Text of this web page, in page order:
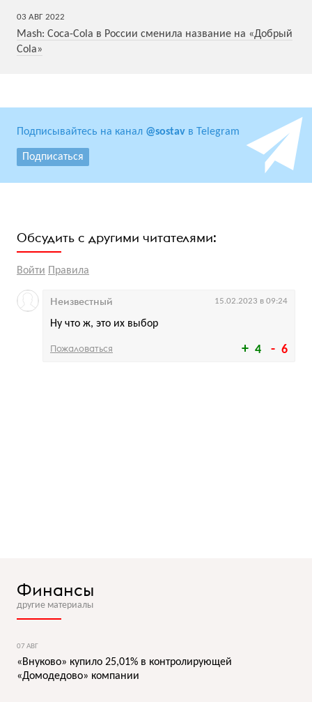
03 АВГ 2022
Mash: Coca-Cola в России сменила название на «Добрый
Cola»
Подписывайтесь на канал @sostav в Telegram
Подписаться
Обсудить с другими читателями:
Войти Правила
4 6
Ну что ж, это их выбор
Неизвестный 15.02.2023 в 09:24
Пожаловаться
Финансы
другие материалы
07 АВГ
«Внуково» купило 25,01% в контролирующей
«Домодедово» компании